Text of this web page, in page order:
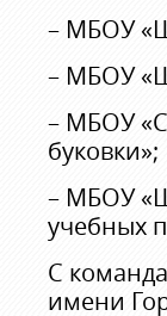
– МБОУ
– МБОУ
– МБОУ
буковки»;
– МБОУ
учебных
С
имени